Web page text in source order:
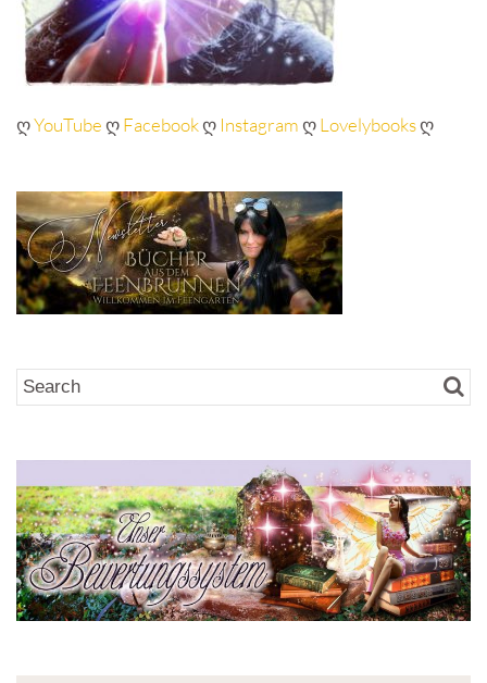
ღYouTubeღFacebookღ InstagramღLovelybooksღ